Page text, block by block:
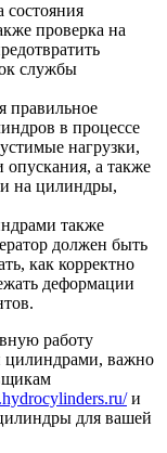
состояния
проверка на
службы
правильное
в процессе
нагрузки,
опускания, а также
на цилиндры,
также
должен быть
как корректно
деформации
работу
цилиндрами, важно
и
для вашей